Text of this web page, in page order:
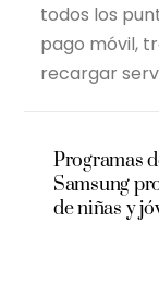
todos los
pago móvil,
recargar
Programas
Samsung
de niñas y